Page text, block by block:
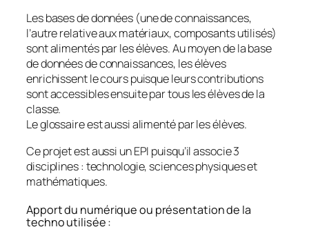
Les bases de données (une de connaissances,
l’autre relative aux matériaux, composants utilisés)
sont alimentés par les élèves. Au moyen de la base
de données de connaissances, les élèves
enrichissent le cours puisque leurs contributions
sont accessibles ensuite par tous les élèves de la
classe.
Le glossaire est aussi alimenté par les élèves.
Ce projet est aussi un EPI puisqu’il associe 3
disciplines : technologie, sciences physiques et
mathématiques.
Apport du numérique ou présentation de la
techno utilisée :